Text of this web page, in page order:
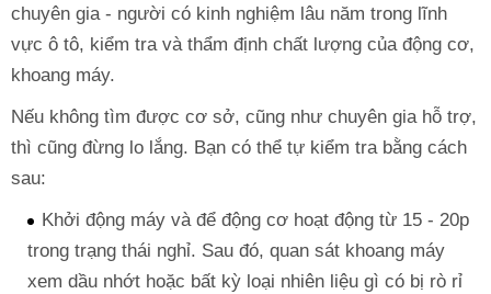
chuyên gia - người có kinh nghiệm lâu năm trong lĩnh
vực ô tô, kiểm tra và thẩm định chất lượng của động cơ,
khoang máy.
Nếu không tìm được cơ sở, cũng như chuyên gia hỗ trợ,
thì cũng đừng lo lắng. Bạn có thể tự kiểm tra bằng cách
sau:
Khởi động máy và để động cơ hoạt động từ 15 - 20p
trong trạng thái nghỉ. Sau đó, quan sát khoang máy
xem dầu nhớt hoặc bất kỳ loại nhiên liệu gì có bị rò rỉ